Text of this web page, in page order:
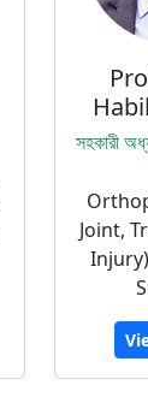
সহকারী
Joint,